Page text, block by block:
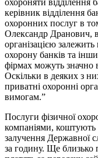
керівник відділення
охоронних послуг в
Олександр Дранович,
організацією
охорону банків та
фірмах можуть значно
Оскільки в деяких з
приватні охоронні
вимогам.”
Послуги фізичної
компаніями, коштують
залучення Державної
за годину. Ще близько